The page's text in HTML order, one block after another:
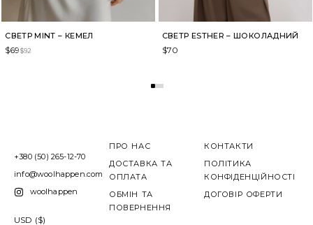
СВЕТР MINT – КЕМЕЛ
$92
$69
СВЕТР ESTHER – ШОКОЛАДНИЙ
$70
+380 (50) 265-12-70
info@woolhappen.com
woolhappen
USD ($)
ПРО НАС
ДОСТАВКА ТА
ОПЛАТА
ОБМІН ТА
ПОВЕРНЕННЯ
КОНТАКТИ
ПОЛІТИКА
КОНФІДЕНЦІЙНОСТІ
ДОГОВІР ОФЕРТИ